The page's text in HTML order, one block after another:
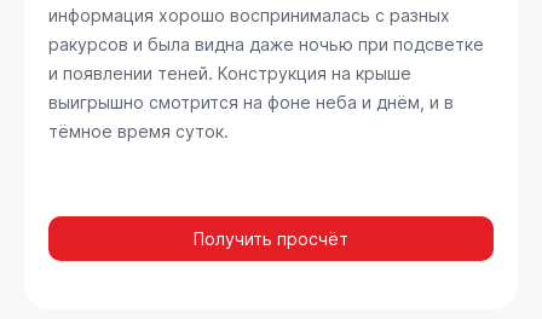
информация хорошо воспринималась с разных
ракурсов и была видна даже ночью при подсветке
и появлении теней. Конструкция на крыше
выигрышно смотрится на фоне неба и днём, и в
тёмное время суток.
Получить просчёт